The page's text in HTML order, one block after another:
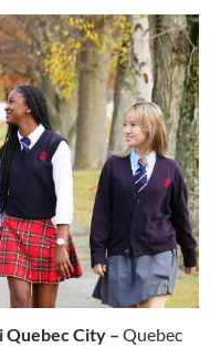
Quebec City – Quebec